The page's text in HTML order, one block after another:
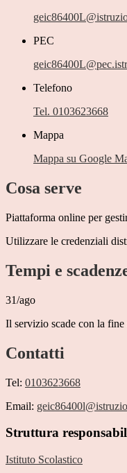
PEC
Telefono
Tel. 0103623668
Mappa
Mappa su Google
Cosa serve
Piattaforma online per
Utilizzare le credenziali
Tempi e
31/ago
Il servizio scade con la
Contatti
Tel: 0103623668
Email:
Struttura
Istituto Scolastico